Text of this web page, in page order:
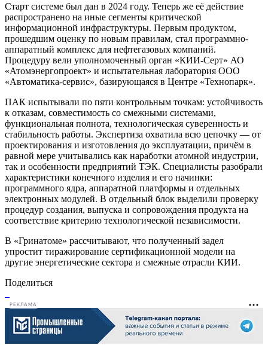
Старт системе был дан в 2024 году. Теперь же её действие
распространено на иные сегменты критической
информационной инфраструктуры. Первым продуктом,
прошедшим оценку по новым правилам, стал программно-
аппаратный комплекс для нефтегазовых компаний.
Процедуру вели уполномоченный орган «КИИ-Серт» АО
«Атомэнергопроект» и испытательная лаборатория ООО
«Автоматика-сервис», базирующаяся в Центре «Технопарк».
ПАК испытывали по пяти контрольным точкам: устойчивость
к отказам, совместимость со смежными системами,
функциональная полнота, технологическая суверенность и
стабильность работы. Экспертиза охватила всю цепочку — от
проектирования и изготовления до эксплуатации, причём в
равной мере учитывались как наработки атомной индустрии,
так и особенности предприятий ТЭК. Специалисты разобрали
характеристики конечного изделия и его начинки:
программного ядра, аппаратной платформы и отдельных
электронных модулей. В отдельный блок выделили проверку
процедур создания, выпуска и сопровождения продукта на
соответствие критерию технологической независимости.
В «Гринатоме» рассчитывают, что полученный задел
упростит тиражирование сертификационной модели на
другие энергетические сектора и смежные отрасли КИИ.
Поделиться
РЕКЛАМА